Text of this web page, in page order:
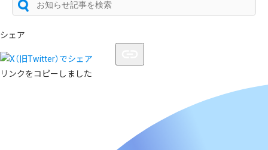
シェア
リンクをコピーしました